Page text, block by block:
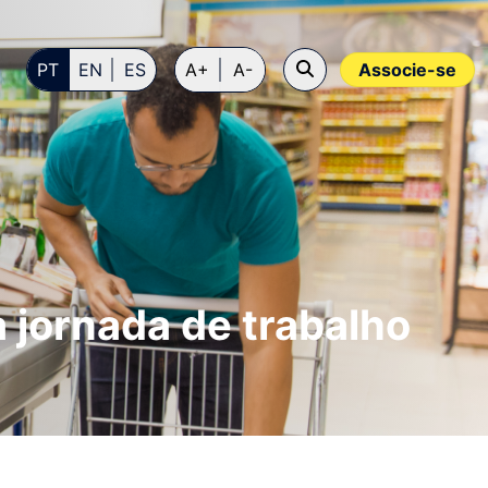
Associe-se
PT EN ES A+ A-
jornada de trabalho